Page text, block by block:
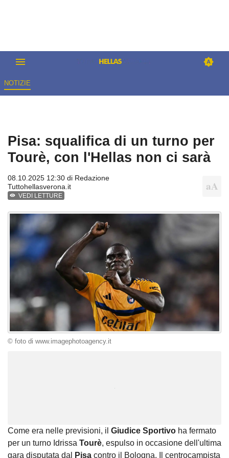
NOTIZIE
Pisa: squalifica di un turno per
Tourè, con l'Hellas non ci sarà
08.10.2025 12:30 di Redazione
Tuttohellasverona.it
VEDI LETTURE
© foto di www.imagephotoagency.it
Come era nelle previsioni, il Giudice Sportivo ha fermato
per un turno Idrissa Tourè, espulso in occasione dell'ultima
gara disputata dal
Pisa contro il Bologna. Il centrocampista